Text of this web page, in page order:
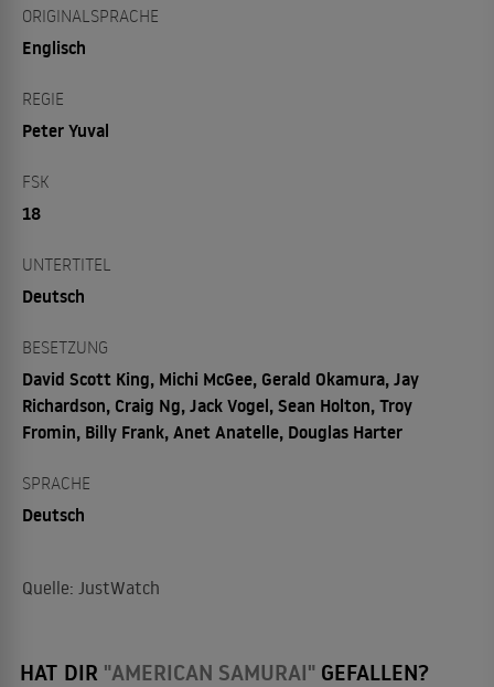
ORIGINALSPRACHE
Englisch
REGIE
Peter Yuval
FSK
18
UNTERTITEL
Deutsch
BESETZUNG
David Scott King, Michi McGee, Gerald Okamura, Jay
Richardson, Craig Ng, Jack Vogel, Sean Holton, Troy
Fromin, Billy Frank, Anet Anatelle, Douglas Harter
SPRACHE
Deutsch
Quelle: JustWatch
HAT DIR "AMERICAN SAMURAI" GEFALLEN?